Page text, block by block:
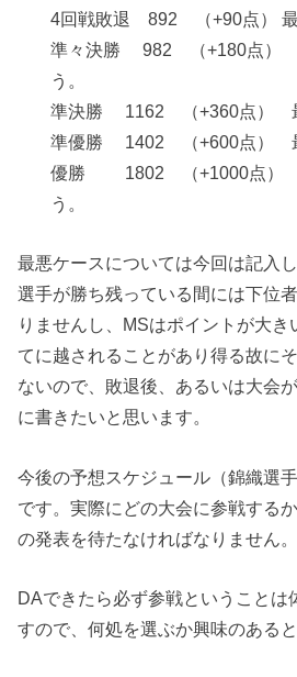
4回戦敗退 892 （+90点） 最
準々決勝 982 （+180点）
う。
準決勝 1162 （+360点） 最
準優勝 1402 （+600点） 最
優勝 1802 （+1000点）
う。
最悪ケースについては今回は記入
選手が勝ち残っている間には下位
りませんし、MSはポイントが大
てに越されることがあり得る故に
ないので、敗退後、あるいは大会
に書きたいと思います。
今後の予想スケジュール（錦織選
です。実際にどの大会に参戦する
の発表を待たなければなりません。
DAできたら必ず参戦ということは
すので、何処を選ぶか興味のあると